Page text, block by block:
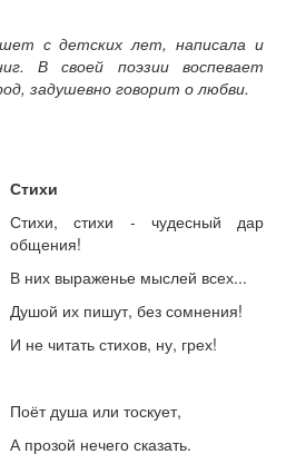
с детских лет, написала и
В своей поэзии воспевает
задушевно говорит о любви.
Стихи
Стихи, стихи - чудесный дар
общения!
В них выраженье мыслей всех...
Душой их пишут, без сомнения!
И не читать стихов, ну, грех!
Поёт душа или тоскует,
А прозой нечего сказать.